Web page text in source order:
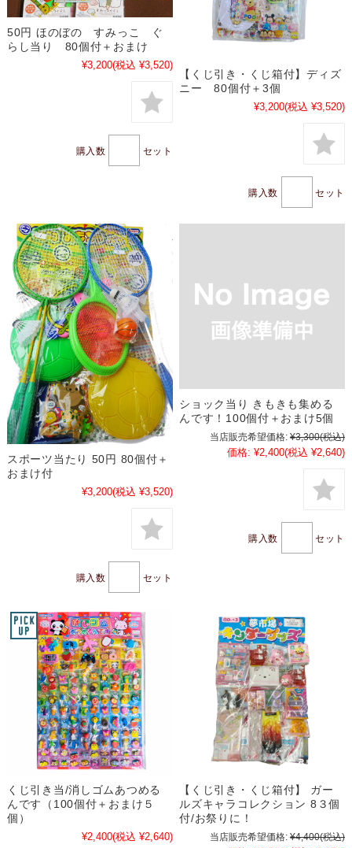
50円 ほのぼの すみっこ ぐ
らし当り 80個付＋おまけ
¥3,200(税込 ¥3,520)
購入数 セット
【くじ引き・くじ箱付】ディズ
ニー 80個付＋3個
¥3,200(税込 ¥3,520)
購入数 セット
スポーツ当たり 50円 80個付＋
おまけ付
¥3,200(税込 ¥3,520)
購入数 セット
ショック当り きもきも集める
んです！100個付＋おまけ5個
当店販売希望価格: ¥3,300(税込)
価格: ¥2,400(税込 ¥2,640)
購入数 セット
くじ引き当/消しゴムあつめる
んです（100個付＋おまけ５
個）
¥2,400(税込 ¥2,640)
【くじ引き・くじ箱付】 ガー
ルズキャラコレクション 8３個
付/お祭りに！
当店販売希望価格: ¥4,400(税込)